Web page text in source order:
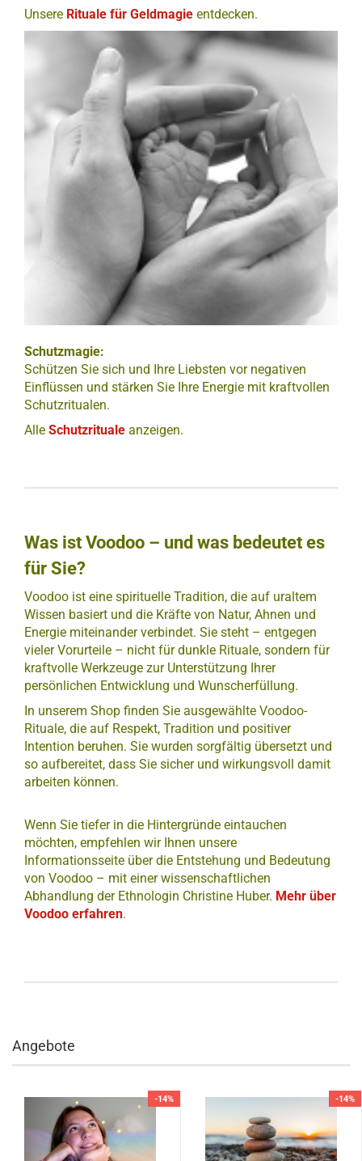
Unsere Rituale für Geldmagie entdecken.
Schutzmagie:
Schützen Sie sich und Ihre Liebsten vor negativen
Einflüssen und stärken Sie Ihre Energie mit kraftvollen
Schutzritualen.
Alle Schutzrituale anzeigen.
Was ist Voodoo – und was bedeutet es
für Sie?
Voodoo ist eine spirituelle Tradition, die auf uraltem
Wissen basiert und die Kräfte von Natur, Ahnen und
Energie miteinander verbindet. Sie steht – entgegen
vieler Vorurteile – nicht für dunkle Rituale, sondern für
kraftvolle Werkzeuge zur Unterstützung Ihrer
persönlichen Entwicklung und Wunscherfüllung.
In unserem Shop finden Sie ausgewählte Voodoo-
Rituale, die auf Respekt, Tradition und positiver
Intention beruhen. Sie wurden sorgfältig übersetzt und
so aufbereitet, dass Sie sicher und wirkungsvoll damit
arbeiten können.
Wenn Sie tiefer in die Hintergründe eintauchen
möchten, empfehlen wir Ihnen unsere
Informationsseite über die Entstehung und Bedeutung
von Voodoo – mit einer wissenschaftlichen
Abhandlung der Ethnologin Christine Huber. Mehr über
Voodoo erfahren.
Angebote
-14% -14%